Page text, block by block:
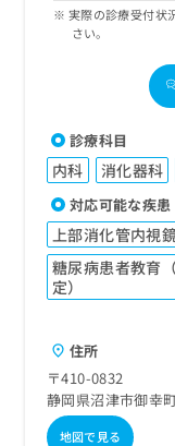
実際の診療受付状
さい。
診療科目
内科 消化器科
対応可能な疾患
上部消化管内視
糖尿病患者教育
定）
住所
〒410-0832
静岡県沼津市御幸
地図で見る